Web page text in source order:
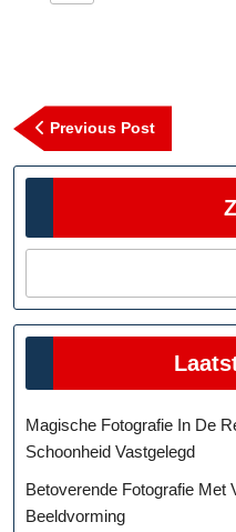
Berichtnavigatie
Previous PostPrevious
Post
Magische Fotografie In De
Schoonheid Vastgelegd
Betoverende Fotografie
Beeldvorming